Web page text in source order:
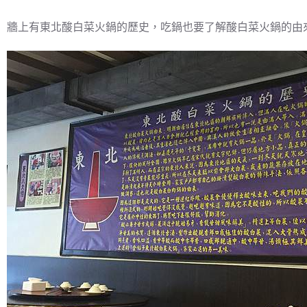
牆上有東北酸白菜火鍋的歷史，吃鍋也要了解酸白菜火鍋的由